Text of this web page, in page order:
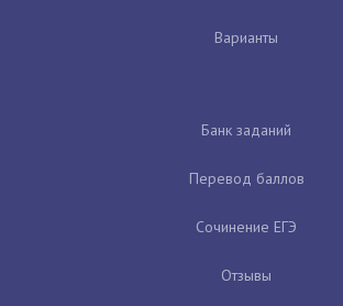
Варианты
Банк заданий
Перевод баллов
Сочинение ЕГЭ
Отзывы